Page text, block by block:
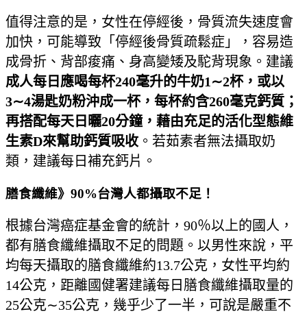
值得注意的是，女性在停經後，骨質流失速度會
加快，可能導致「停經後骨質疏鬆症」，容易造
成骨折、背部痠痛、身高變矮及駝背現象。建議
成人每日應喝每杯240毫升的牛奶1 ∼2杯，或以
3∼4湯匙奶粉沖成一杯，每杯約含260毫克鈣質；
再搭配每天日曬20分鐘，藉由充足的活化型態維
生素D來幫助鈣質吸收 。若茹素者無法攝取奶
類，建議每日補充鈣片。
膳食纖維》90%台灣人都攝取不足！
根據台灣癌症基金會的統計，90％以上的國人，
都有膳食纖維攝取不足的問題。以男性來說，平
均每天攝取的膳食纖維約13.7公克，女性平均約
14公克，距離國健署建議每日膳食纖維攝取量的
25公克∼35公克，幾乎少了一半，可說是嚴重不